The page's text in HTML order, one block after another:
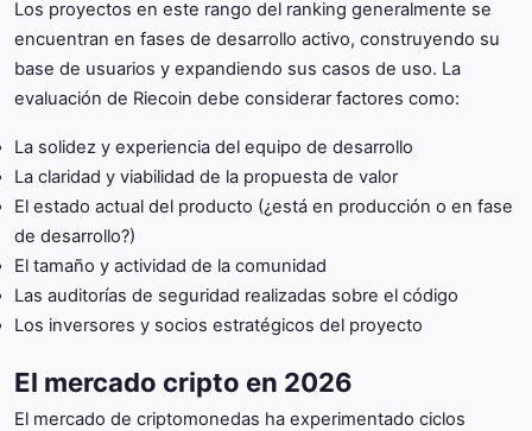
Los proyectos en este rango del ranking generalmente se
encuentran en fases de desarrollo activo, construyendo su
base de usuarios y expandiendo sus casos de uso. La
evaluación de Riecoin debe considerar factores como:
La solidez y experiencia del equipo de desarrollo
La claridad y viabilidad de la propuesta de valor
El estado actual del producto (¿está en producción o en fase
de desarrollo?)
El tamaño y actividad de la comunidad
Las auditorías de seguridad realizadas sobre el código
Los inversores y socios estratégicos del proyecto
El mercado cripto en 2026
El mercado de criptomonedas ha experimentado ciclos